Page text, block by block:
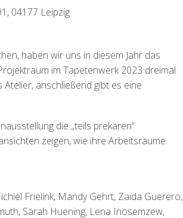
04177 Leipzig
haben wir uns in diesem Jahr das
im Tapetenwerk 2023 dreimal
anschließend gibt es eine
die „teils prekären“
zeigen, wie ihre Arbeitsräume
Frielink, Mandy Gehrt, Zaida Guerero,
Sarah Huening, Lena Inosemzew,